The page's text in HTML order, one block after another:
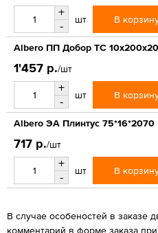
+
-
шт В
Albero ПП Добор ТС
1'457 р./шт
+
-
шт В
Albero ЭА Плинтус 75*16*2070
717 р./шт
+
-
шт В
В случае особеностей в заказе
комментарий в форме заказа